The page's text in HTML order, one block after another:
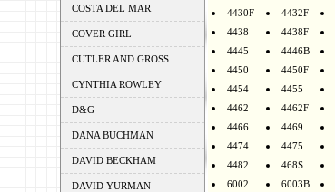
COSTA DEL MAR
COVER GIRL
CUTLER AND GROSS
CYNTHIA ROWLEY
D&G
DANA BUCHMAN
DAVID BECKHAM
DAVID YURMAN
4430F
4432F
4438
4438F
4445
4446B
4450
4450F
4454
4455
4462
4462F
4466
4469
4474
4475
4482
468S
6002
6003B